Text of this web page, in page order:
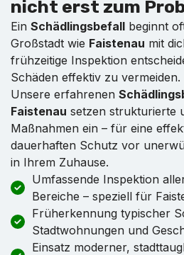
nicht erst zum
Ein Schädlingsbefall beginnt
Großstadt wie Faistenau mit
frühzeitige Inspektion
Schäden effektiv zu vermeiden.
Unsere erfahrenen
Faistenau setzen strukturierte
Maßnahmen ein – für eine
dauerhaften Schutz vor
in Ihrem Zuhause.
Umfassende Inspektion
Bereiche – speziell für
Früherkennung typischer
Stadtwohnungen und
Einsatz moderner,